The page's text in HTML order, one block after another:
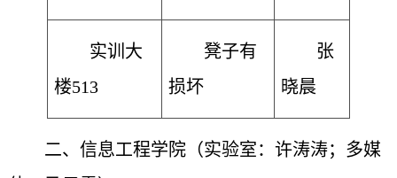
实训大
楼513
凳子有
损坏
张
晓晨
二、 信息工程学院 （实验室：许涛涛；多媒